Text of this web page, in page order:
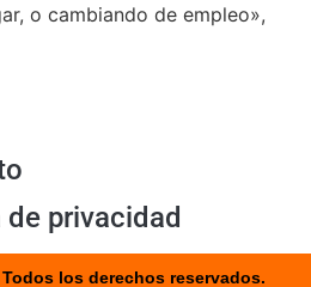
o cambiando de empleo»,
privacidad
los derechos reservados.